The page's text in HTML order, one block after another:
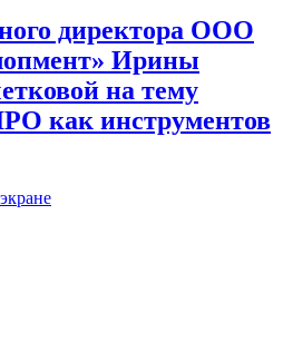
директора ООО
Ирины
на тему
как инструментов